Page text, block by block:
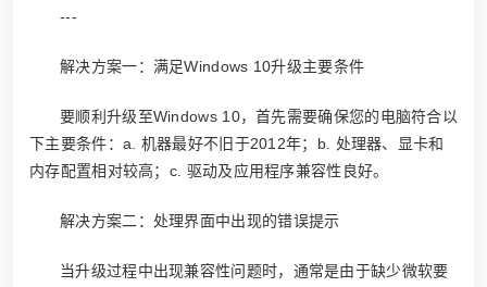
---
解决方案一：满足Windows 10升级主要条件
要顺利升级至Windows 10，首先需要确保您的电脑符合以
下主要条件：a. 机器最好不旧于2012年；b. 处理器、显卡和
内存配置相对较高；c. 驱动及应用程序兼容性良好。
解决方案二：处理界面中出现的错误提示
当升级过程中出现兼容性问题时，通常是由于缺少微软要